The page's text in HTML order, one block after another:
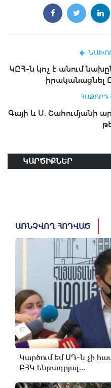
ԿԸՀ-ն կոչ է անում
իրականացնել
ՀԱՋՈՐԴ
Գայի և Ս. Շահումյանի
ԿԱՐԾԻՔՆԵՐ
ԱՌՆՉՎՈՂ ՀՈԴՎԱԾ
Կարծում եմ ՍԴ-ն չի
ԲՀԿ ենթադրյալ...